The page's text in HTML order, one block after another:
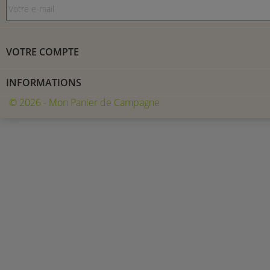
VOTRE COMPTE
INFORMATIONS
© 2026 - Mon Panier de Campagne